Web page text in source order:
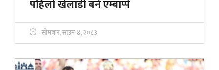
पहिलो खेलाडी बने एम्बाप्पे
सोमबार, साउन ४, २०८३